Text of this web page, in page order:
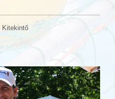
Kitekintő